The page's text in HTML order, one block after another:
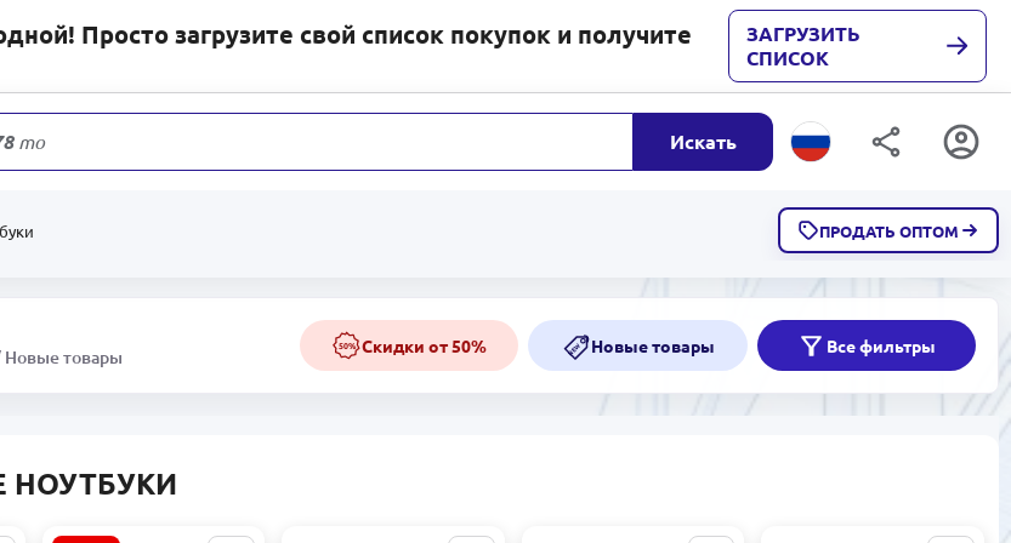
Просто загрузите свой список покупок и получите
ЗАГРУЗИТЬ
СПИСОК
товаров Искать
50% Скидки от 50%
ПРОДАТЬ ОПТОМ
Новые товары
50% Скидки от 50% NEW Новые товары Все фильтры